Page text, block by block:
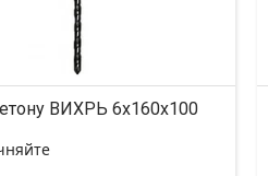
ВИХРЬ 6x160x100